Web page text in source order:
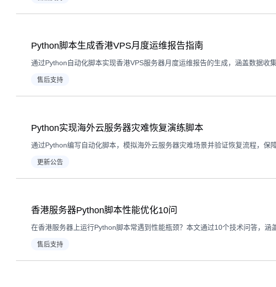
Python脚本生成香港VPS月度运维报告指南
售后支持
Python实现海外云服务器灾难恢复演练脚本
更新公告
香港服务器Python脚本性能优化10问
售后支持